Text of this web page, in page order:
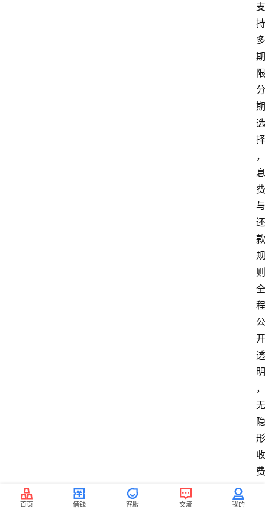
支
持
多
期
限
分
期
选
择
，
息
费
与
还
款
规
则
全
程
公
开
透
明
，
无
隐
形
收
费
首页 借钱 客服 交流 我的